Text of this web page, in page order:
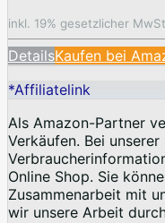
inkl. 19% gesetzlicher
DetailsKaufen bei
*Affiliatelink
Als Amazon-Partner
Verkäufen. Bei
Online Shop. Sie
Zusammenarbeit mit
wir unsere Arbeit